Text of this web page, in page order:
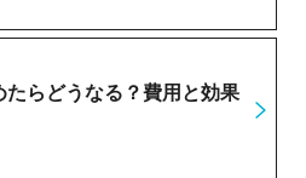
らどうなる？費用と効果